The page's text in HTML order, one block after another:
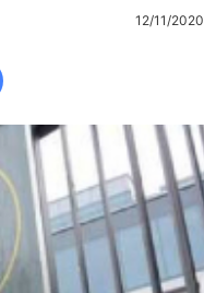
12/11/2020